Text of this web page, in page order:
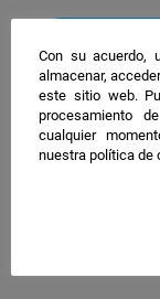
facebook
twitter
instagram
Con su acuerdo,
almacenar,
este sitio web.
procesamiento
cualquier
nuestra política de